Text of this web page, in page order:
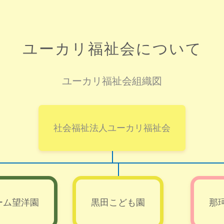
ユーカリ福祉会について
ユーカリ福祉会組織図
社会福祉法人ユーカリ福祉会
ム望洋園 黒田こども園 那